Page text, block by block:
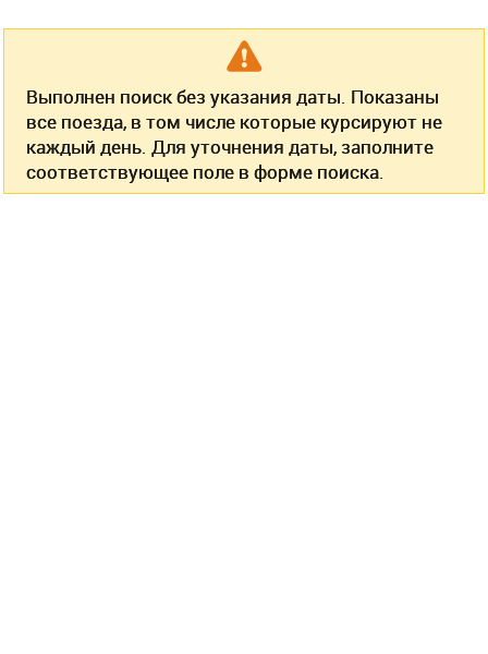
Выполнен поиск без указания даты. Показаны
все поезда, в том числе которые курсируют не
каждый день. Для уточнения даты, заполните
соответствующее поле в форме поиска.